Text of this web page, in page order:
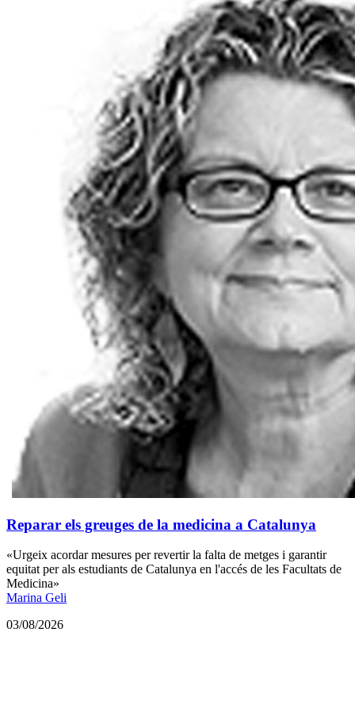
Reparar els greuges de la medicina a Catalunya
«Urgeix acordar mesures per revertir la falta de metges i garantir
equitat per als estudiants de Catalunya en l'accés de les Facultats de
Medicina»
Marina Geli
03/08/2026